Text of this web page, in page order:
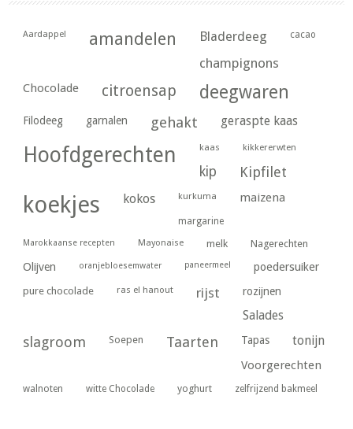
Aardappel amandelen Bladerdeeg cacao
champignons
Chocolade citroensap deegwaren
Filodeeg garnalen gehakt geraspte kaas
Hoofdgerechten kaas kikkererwten
kip Kipfilet
koekjes kokos kurkuma maizena
margarine
Marokkaanse recepten Mayonaise melk Nagerechten
Olijven oranjebloesemwater paneermeel poedersuiker
pure chocolade ras el hanout rijst rozijnen
Salades
slagroom Soepen Taarten Tapas tonijn
Voorgerechten
walnoten witte Chocolade yoghurt zelfrijzend bakmeel